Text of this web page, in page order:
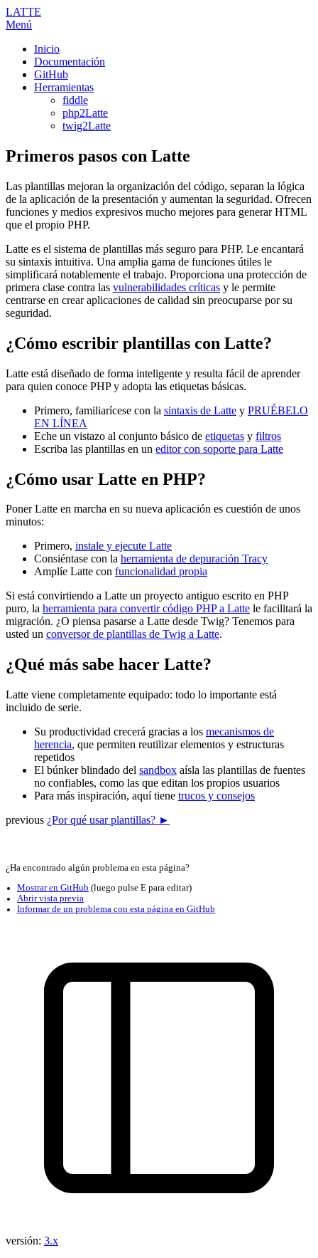
LATTE
Menú
Inicio
Documentación
GitHub
Herramientas
fiddle
php2Latte
twig2Latte
Primeros pasos con Latte
Las plantillas mejoran la organización del código, separan la lógica
de la aplicación de la presentación y aumentan la seguridad. Ofrecen
funciones y medios expresivos mucho mejores para generar HTML
que el propio PHP.
Latte es el sistema de plantillas más seguro para PHP. Le encantará
su sintaxis intuitiva. Una amplia gama de funciones útiles le
simplificará notablemente el trabajo. Proporciona una protección de
primera clase contra las vulnerabilidades críticas y le permite
centrarse en crear aplicaciones de calidad sin preocuparse por su
seguridad.
¿Cómo escribir plantillas con Latte?
Latte está diseñado de forma inteligente y resulta fácil de aprender
para quien conoce PHP y adopta las etiquetas básicas.
Primero, familiarícese con la sintaxis de Latte y PRUÉBELO
EN LÍNEA
Eche un vistazo al conjunto básico de etiquetas y filtros
Escriba las plantillas en un editor con soporte para Latte
¿Cómo usar Latte en PHP?
Poner Latte en marcha en su nueva aplicación es cuestión de unos
minutos:
Primero, instale y ejecute Latte
Consiéntase con la herramienta de depuración Tracy
Amplíe Latte con funcionalidad propia
Si está convirtiendo a Latte un proyecto antiguo escrito en PHP
puro, la herramienta para convertir código PHP a Latte le facilitará la
migración. ¿O piensa pasarse a Latte desde Twig? Tenemos para
usted un conversor de plantillas de Twig a Latte.
¿Qué más sabe hacer Latte?
Latte viene completamente equipado: todo lo importante está
incluido de serie.
Su productividad crecerá gracias a los mecanismos de
herencia, que permiten reutilizar elementos y estructuras
repetidos
El búnker blindado del sandbox aísla las plantillas de fuentes
no confiables, como las que editan los propios usuarios
Para más inspiración, aquí tiene trucos y consejos
previous ¿Por qué usar plantillas? ►
versión: 3.x